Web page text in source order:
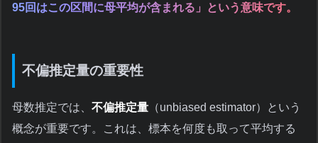
95回はこの区間に母平均が含まれる」という意味です。
不偏推定量の重要性
母数推定では、 不偏推定量 （unbiased estimator）という
概念が重要です。これは、標本を何度も取って平均する